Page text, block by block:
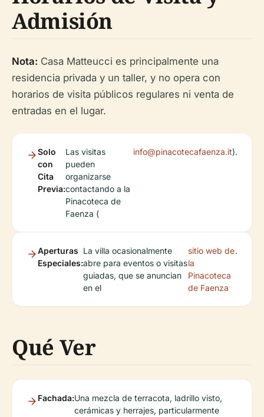
Admisión
Nota: Casa Matteucci es principalmente una
residencia privada y un taller, y no opera con
horarios de visita públicos regulares ni venta de
entradas en el lugar.
Solo
con
Cita
Previa:
Las visitas
pueden
organizarse
contactando a la
Pinacoteca de
Faenza (
info@pinacotecafaenza.it).
Aperturas
Especiales:
La villa ocasionalmente
abre para eventos o visitas
guiadas, que se anuncian
en el
sitio web de
la
Pinacoteca
de Faenza
.
Qué Ver
Fachada:Una mezcla de terracota, ladrillo visto,
cerámicas y herrajes, particularmente